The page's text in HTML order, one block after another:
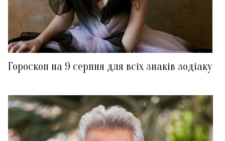
Гороскоп на 9 серпня для всіх знаків зодіаку